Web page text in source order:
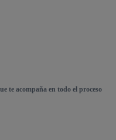
te acompaña en todo el proceso